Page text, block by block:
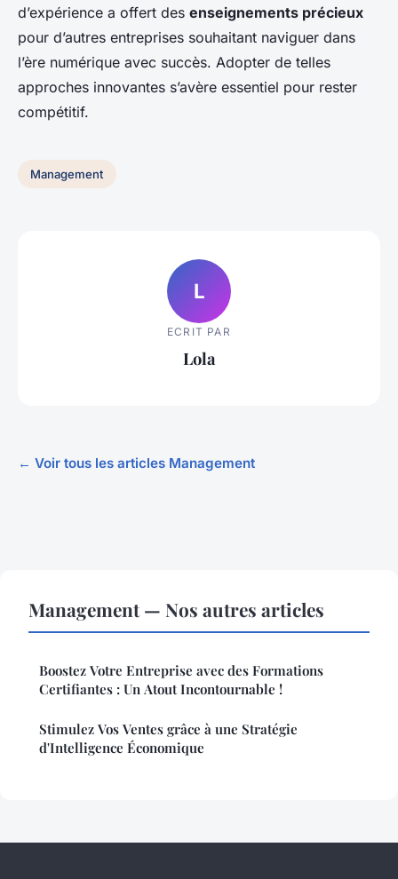
d’expérience a offert des enseignements précieux
pour d’autres entreprises souhaitant naviguer dans
l’ère numérique avec succès. Adopter de telles
approches innovantes s’avère essentiel pour rester
compétitif.
Management
L
ECRIT PAR
Lola
← Voir tous les articles Management
Management — Nos autres articles
Boostez Votre Entreprise avec des Formations
Certifiantes : Un Atout Incontournable !
Stimulez Vos Ventes grâce à une Stratégie
d'Intelligence Économique